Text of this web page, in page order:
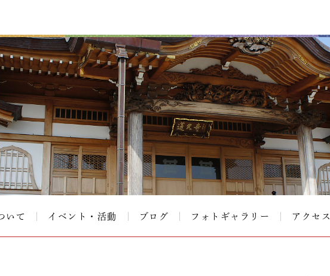
いて イベント・活動 ブログ フォトギャラリー アクセス